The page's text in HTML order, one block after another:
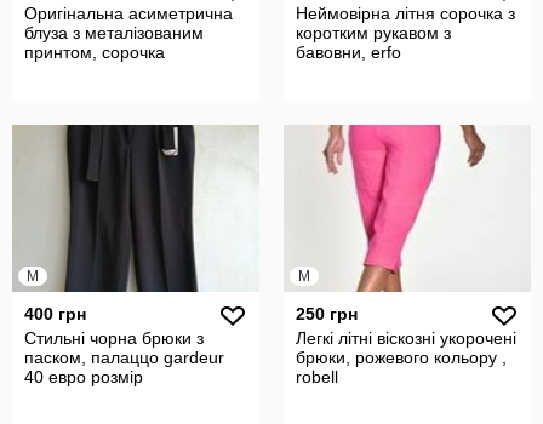
Оригінальна асиметрична
блуза з металізованим
принтом, сорочка
Неймовірна літня сорочка з
коротким рукавом з
бавовни, erfo
M
400 грн
Стильні чорна брюки з
паском, палаццо gardeur
40 евро розмір
M
250 грн
Легкі літні віскозні укорочені
брюки, рожевого кольору ,
robell